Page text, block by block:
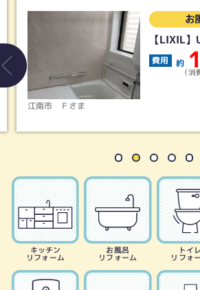
江南市 Ｆさま
お
【LIXIL
費用 約
（消
キッチン
リフォーム
お風呂
リフォーム
トイレ
リフォ